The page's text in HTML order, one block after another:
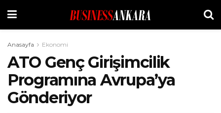
Anasayfa Ekonomi
ATO Genç Girişimcilik
Programına Avrupa’ya
Gönderiyor